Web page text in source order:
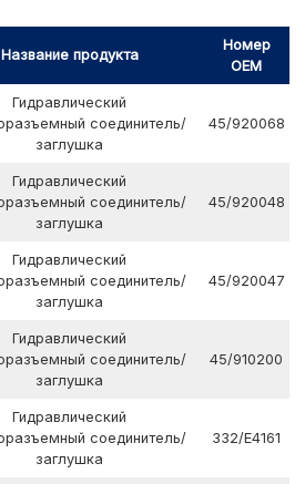
Название продукта
Номер
OEM
Гидравлический
соединитель/
заглушка
45/920068
Гидравлический
соединитель/
заглушка
45/920048
Гидравлический
соединитель/
заглушка
45/920047
Гидравлический
соединитель/
заглушка
45/910200
Гидравлический
соединитель/
заглушка
332/E4161